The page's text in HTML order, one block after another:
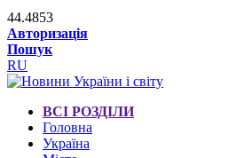
44.4853
Авторизація
Пошук
RU
ВСІ РОЗДІЛИ
Головна
Україна